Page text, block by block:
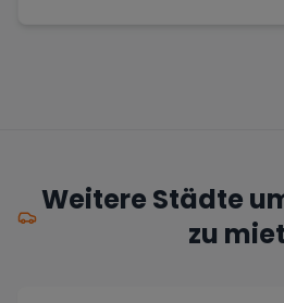
Weitere Städte
zu